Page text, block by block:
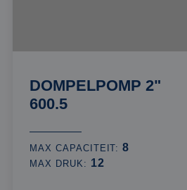
DOMPELPOMP 2"
600.5
MAX CAPACITEIT:8
MAX DRUK: 12